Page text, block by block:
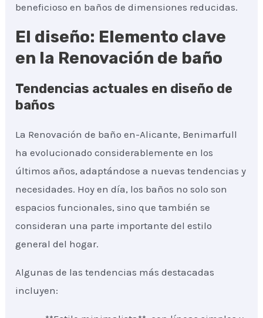
beneficioso en baños de dimensiones reducidas.
El diseño: Elemento clave
en la Renovación de baño
Tendencias actuales en diseño de
baños
La Renovación de baño en-Alicante, Benimarfull
ha evolucionado considerablemente en los
últimos años, adaptándose a nuevas tendencias y
necesidades. Hoy en día, los baños no solo son
espacios funcionales, sino que también se
consideran una parte importante del estilo
general del hogar.
Algunas de las tendencias más destacadas
incluyen: